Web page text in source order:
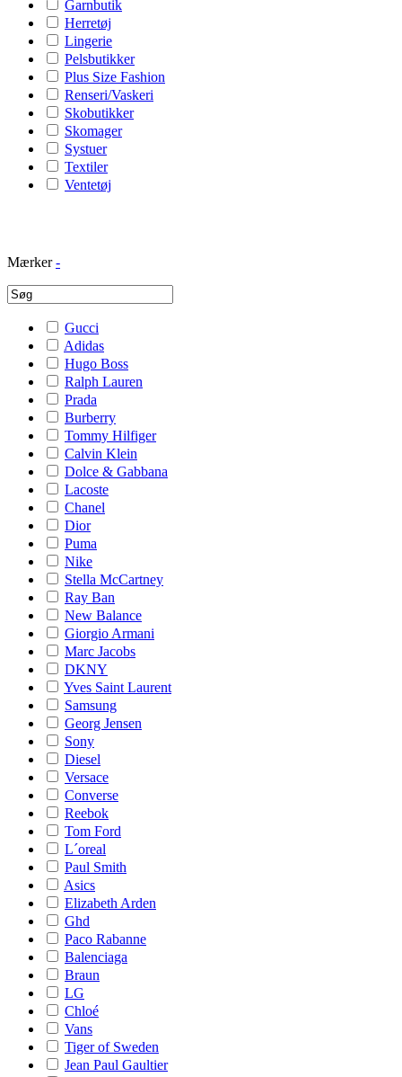
Garnbutik
Herretøj
Lingerie
Pelsbutikker
Plus Size Fashion
Renseri/Vaskeri
Skobutikker
Skomager
Systuer
Textiler
Ventetøj
Mærker -
Gucci
Adidas
Hugo Boss
Ralph Lauren
Prada
Burberry
Tommy Hilfiger
Calvin Klein
Dolce & Gabbana
Lacoste
Chanel
Dior
Puma
Nike
Stella McCartney
Ray Ban
New Balance
Giorgio Armani
Marc Jacobs
DKNY
Yves Saint Laurent
Samsung
Georg Jensen
Sony
Diesel
Versace
Converse
Reebok
Tom Ford
L´oreal
Paul Smith
Asics
Elizabeth Arden
Ghd
Paco Rabanne
Balenciaga
Braun
LG
Chloé
Vans
Tiger of Sweden
Jean Paul Gaultier